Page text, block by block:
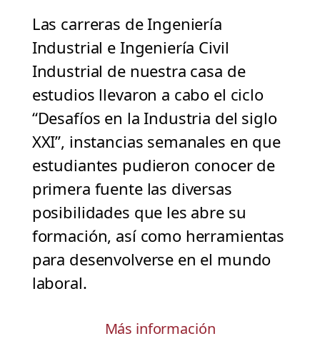
Las carreras de Ingeniería
Industrial e Ingeniería Civil
Industrial de nuestra casa de
estudios llevaron a cabo el ciclo
“Desafíos en la Industria del siglo
XXI”, instancias semanales en que
estudiantes pudieron conocer de
primera fuente las diversas
posibilidades que les abre su
formación, así como herramientas
para desenvolverse en el mundo
laboral.
Más información